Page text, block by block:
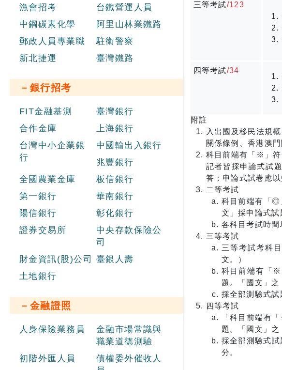
漁會招考
台鐵營運人員
中鋼碳素化學
阿里山林業鐵路
郵政人員專業職
駐衛警察
新北捷運
臺灣鐵路
－銀行招考
FIT金融基測
臺灣銀行
合作金庫
上海銀行
台灣中小企業銀
行
中國輸出入銀行
兆豐銀行
全國農業金庫
板信銀行
第一銀行
華南銀行
陽信銀行
彰化銀行
證券交易所
中央存款保險公
司
財金資訊(股)公司
臺銀人壽
土地銀行
－金融證照
人身保險業務員
金融市場常識與
職業道德測驗
初階外匯人員
債權委外催收人
三等考試/123
四等考試/34
附註
入出國及移民法規
關係條例、香港澳
科目前端有「※」符
記者皆採申論式試
答；申論式試卷應
二等考試
科目前端有「◎
文」採申論式試
各科目考試時間
三等考試
三等考試考科
文。）
科目前端有「※
題。「國文」之
採全部測驗式
四等考試
「科目前端有
題。「國文」之
採全部測驗式
分。